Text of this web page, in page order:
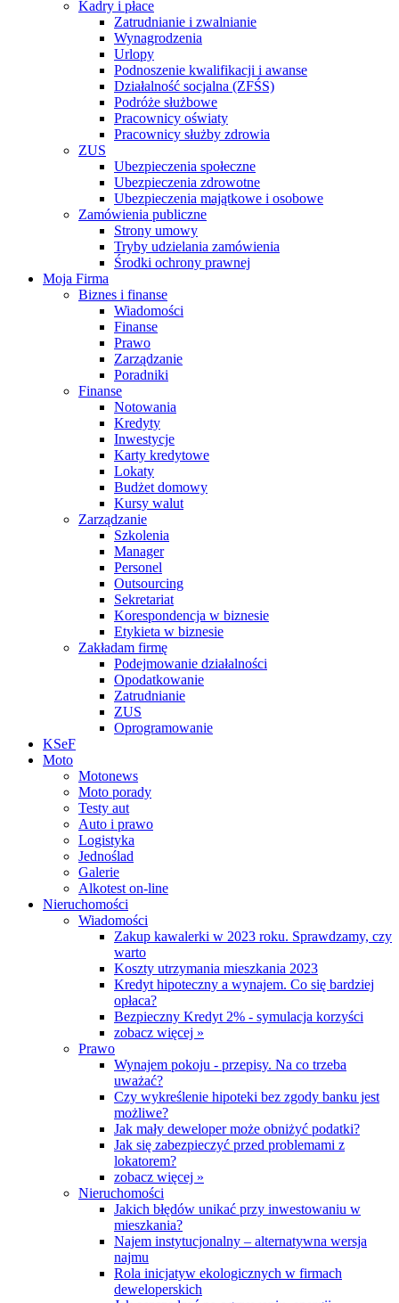
Kadry i płace
Zatrudnianie i zwalnianie
Wynagrodzenia
Urlopy
Podnoszenie kwalifikacji i awanse
Działalność socjalna (ZFŚS)
Podróże służbowe
Pracownicy oświaty
Pracownicy służby zdrowia
ZUS
Ubezpieczenia społeczne
Ubezpieczenia zdrowotne
Ubezpieczenia majątkowe i osobowe
Zamówienia publiczne
Strony umowy
Tryby udzielania zamówienia
Środki ochrony prawnej
Moja Firma
Biznes i finanse
Wiadomości
Finanse
Prawo
Zarządzanie
Poradniki
Finanse
Notowania
Kredyty
Inwestycje
Karty kredytowe
Lokaty
Budżet domowy
Kursy walut
Zarządzanie
Szkolenia
Manager
Personel
Outsourcing
Sekretariat
Korespondencja w biznesie
Etykieta w biznesie
Zakładam firmę
Podejmowanie działalności
Opodatkowanie
Zatrudnianie
ZUS
Oprogramowanie
KSeF
Moto
Motonews
Moto porady
Testy aut
Auto i prawo
Logistyka
Jednoślad
Galerie
Alkotest on-line
Nieruchomości
Wiadomości
Zakup kawalerki w 2023 roku. Sprawdzamy, czy
warto
Koszty utrzymania mieszkania 2023
Kredyt hipoteczny a wynajem. Co się bardziej
opłaca?
Bezpieczny Kredyt 2% - symulacja korzyści
zobacz więcej »
Prawo
Wynajem pokoju - przepisy. Na co trzeba
uważać?
Czy wykreślenie hipoteki bez zgody banku jest
możliwe?
Jak mały deweloper może obniżyć podatki?
Jak się zabezpieczyć przed problemami z
lokatorem?
zobacz więcej »
Nieruchomości
Jakich błędów unikać przy inwestowaniu w
mieszkania?
Najem instytucjonalny – alternatywna wersja
najmu
Rola inicjatyw ekologicznych w firmach
deweloperskich